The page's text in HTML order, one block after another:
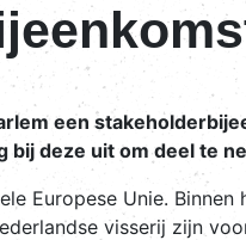
een
deze uit om deel te
Europese Unie.
visserij zijn